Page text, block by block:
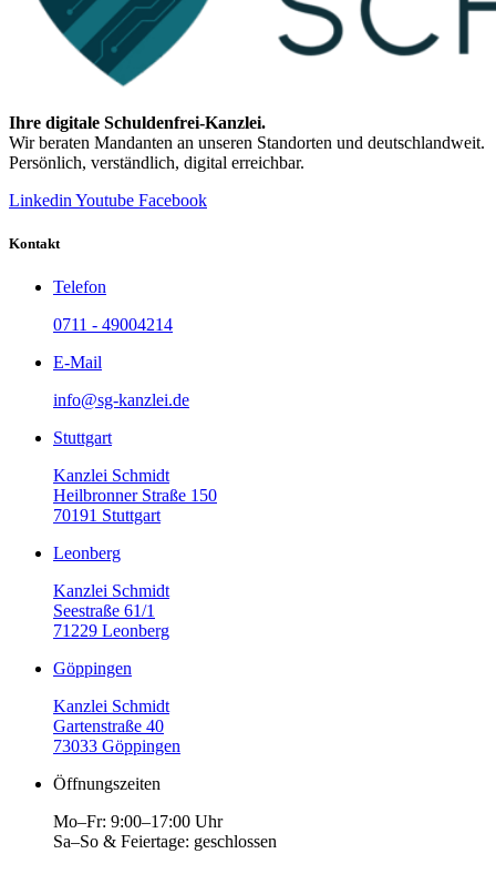
Ihre digitale Schuldenfrei-Kanzlei.
Wir beraten Mandanten an unseren Standorten und deutschlandweit.
Persönlich, verständlich, digital erreichbar.
Linkedin Youtube Facebook
Kontakt
Telefon
0711 - 49004214
E-Mail
info@sg-kanzlei.de
Stuttgart
Kanzlei Schmidt
Heilbronner Straße 150
70191 Stuttgart
Leonberg
Kanzlei Schmidt
Seestraße 61/1
71229 Leonberg
Göppingen
Kanzlei Schmidt
Gartenstraße 40
73033 Göppingen
Öffnungszeiten
Mo–Fr: 9:00–17:00 Uhr
Sa–So & Feiertage: geschlossen